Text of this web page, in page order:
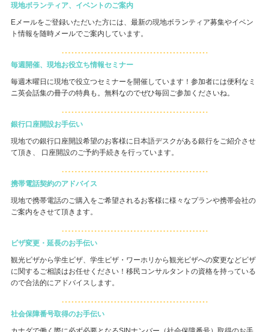
現地ボランティア、イベントのご案内
Eメールをご登録いただいた方には、最新の現地ボランティア募集やイベン
ト情報を随時メールでご案内しています。
毎週開催、現地お役立ち情報セミナー
毎週木曜日に現地で役立つセミナーを開催しています！参加者には便利なミ
ニ英会話集の冊子の特典も。無料なのでぜひ毎回ご参加くださいね。
銀行口座開設お手伝い
現地での銀行口座開設希望のお客様に日本語デスクがある銀行をご紹介させ
て頂き、 口座開設のご予約手続きを行っています。
携帯電話契約のアドバイス
現地で携帯電話のご購入をご希望されるお客様に様々なプランや携帯会社の
ご案内をさせて頂きます。
ビザ変更・延長のお手伝い
観光ビザから学生ビザ、学生ビザ・ワーホリから観光ビザへの変更などビザ
に関するご相談はお任せください！移民コンサルタントの資格を持っている
ので合法的にアドバイスします。
社会保障番号取得のお手伝い